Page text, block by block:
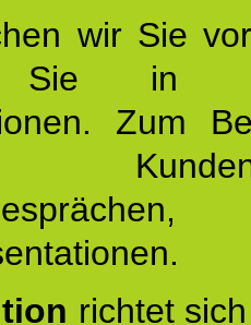
wir Sie
Sie in
Zum
richtet